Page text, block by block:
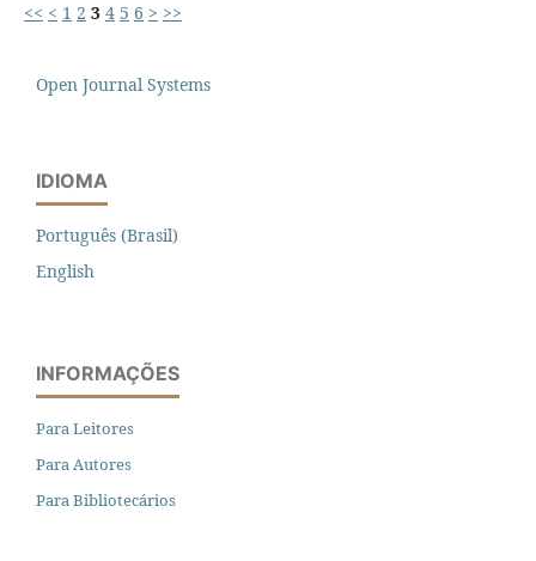
<< < 1 2 3 4 5 6 > >>
Open Journal Systems
IDIOMA
Português (Brasil)
English
INFORMAÇÕES
Para Leitores
Para Autores
Para Bibliotecários